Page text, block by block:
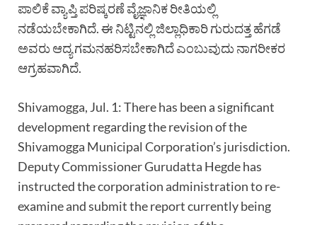
ಪಾಲಿಕೆ ವ್ಯಾಪ್ತಿ ಪರಿಷ್ಕರಣೆ ವೈಜ್ಞಾನಿಕ ರೀತಿಯಲ್ಲಿ
ನಡೆಯಬೇಕಾಗಿದೆ. ಈ ನಿಟ್ಟಿನಲ್ಲಿ ಜಿಲ್ಲಾಧಿಕಾರಿ ಗುರುದತ್ತ ಹೆಗಡೆ
ಅವರು ಆದ್ಯ ಗಮನಹರಿಸಬೇಕಾಗಿದೆ ಎಂಬುವುದು ನಾಗರೀಕರ
ಆಗ್ರಹವಾಗಿದೆ.
Shivamogga, Jul. 1: There has been a significant
development regarding the revision of the
Shivamogga Municipal Corporation’s jurisdiction.
Deputy Commissioner Gurudatta Hegde has
instructed the corporation administration to re-
examine and submit the report currently being